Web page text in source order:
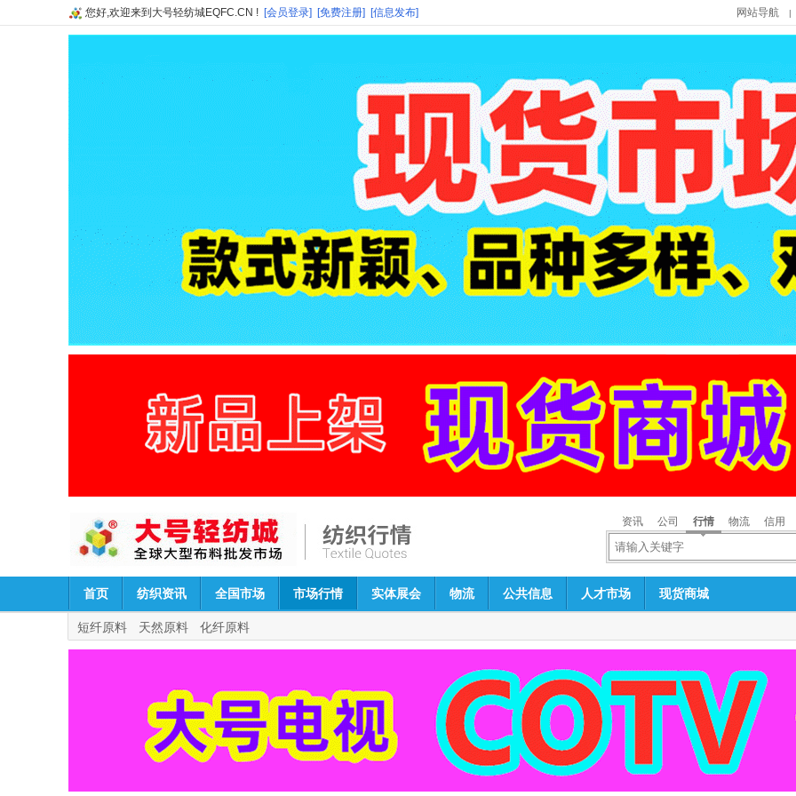
您好,欢迎来到大号轻纺城EQFC.CN ! [会员登录] [免费注册] [信息发布] 网站导航 |
资讯 公司 行情 物流 信用
首页 纺织资讯 全国市场 市场行情 实体展会 物流 公共信息 人才市场 现货商城
短纤原料 天然原料 化纤原料